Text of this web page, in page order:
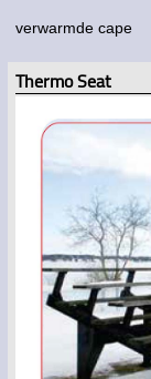
verwarmde cape
Thermo Seat